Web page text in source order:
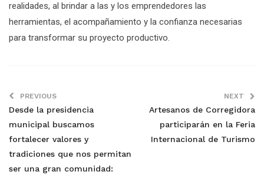
realidades, al brindar a las y los emprendedores las
herramientas, el acompañamiento y la confianza necesarias
para transformar su proyecto productivo.
PREVIOUS
Desde la presidencia
municipal buscamos
fortalecer valores y
tradiciones que nos permitan
ser una gran comunidad:
NEXT
Artesanos de Corregidora
participarán en la Feria
Internacional de Turismo